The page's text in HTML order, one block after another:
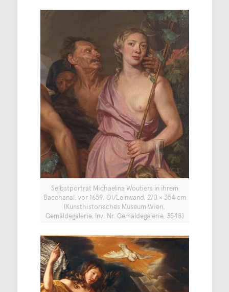
Selbstporträt Michaelina Woutiers in ihrem
Bacchanal, vor 1659, Öl/Leinwand, 270 × 354 cm
(Kunsthistorisches Museum Wien,
Gemäldegalerie, Inv. Nr. Gemäldegalerie, 3548)